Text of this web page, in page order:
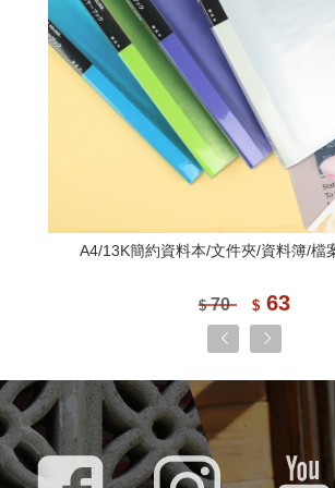
B5/18K企劃紙文件夾/多功能企劃本資料
$100 $ 90